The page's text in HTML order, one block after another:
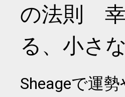
の法則 幸
る、小さ
Sheageで運